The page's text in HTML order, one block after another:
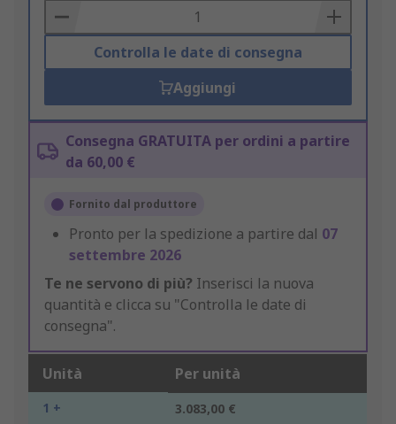
Basket
Controlla le date di consegna
Aggiungi
Consegna GRATUITA per ordini a partire
da 60,00 €
Fornito dal produttore
Pronto per la spedizione a partire dal 07
settembre 2026
Te ne servono di più? Inserisci la nuova
quantità e clicca su "Controlla le date di
consegna".
Unità Per unità
1 + 3.083,00 €